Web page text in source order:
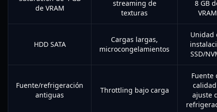
de VRAM
streaming de
texturas
8 GB
VRAM
HDD SATA
Cargas largas,
microcongelamientos
Unidad
SSD/
Fuente/refrigeración
antiguas
Throttling bajo carga
Fuente
ajuste